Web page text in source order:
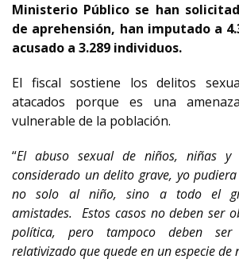
Ministerio Público se han
de aprehensión, han imputado a
acusado a 3.289 individuos.
El fiscal sostiene los delitos
atacados porque es una
vulnerable de la población.
“El abuso sexual de niños, niñas y
considerado un delito grave, yo
no solo al niño, sino a todo el
amistades. Estos casos no deben ser
política, pero tampoco deben
relativizado que quede en un especie de